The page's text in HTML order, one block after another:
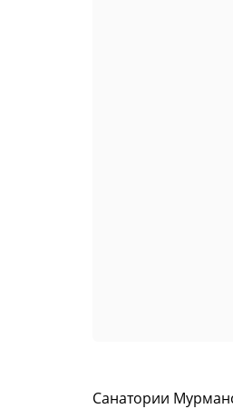
Санатории